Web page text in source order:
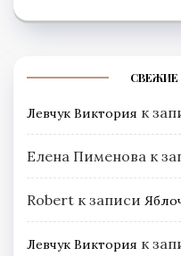
Левчук Виктория к
Елена Пименова к
Robert к записи
Левчук Виктория к